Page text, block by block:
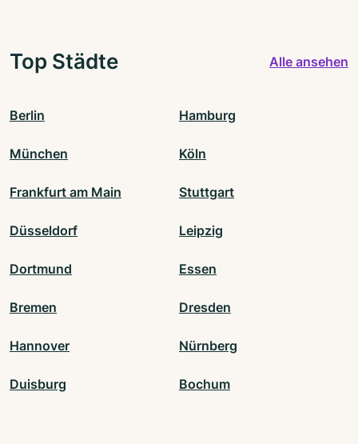
Top Städte Alle ansehen
Berlin Hamburg
München Köln
Frankfurt am Main Stuttgart
Düsseldorf Leipzig
Dortmund Essen
Bremen Dresden
Hannover Nürnberg
Duisburg Bochum